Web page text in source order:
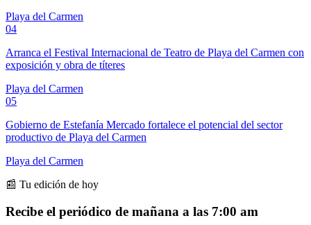
Playa del Carmen
04
Arranca el Festival Internacional de Teatro de Playa del Carmen con
exposición y obra de títeres
Playa del Carmen
05
Gobierno de Estefanía Mercado fortalece el potencial del sector
productivo de Playa del Carmen
Playa del Carmen
📰 Tu edición de hoy
Recibe el periódico de mañana a las 7:00 am